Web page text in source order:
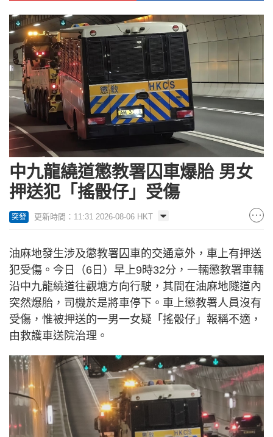
中九龍繞道懲教署囚車爆胎 男女
押送犯「搖骰仔」受傷
突發 更新時間：11:31 2026-08-06 HKT
油麻地發生涉及懲教署囚車的交通意外，車上有押送
犯受傷。今日（6日）早上9時32分，一輛懲教署車輛
沿中九龍繞道往觀塘方向行駛，其間在油麻地隧道內
突然爆胎，司機於是將車停下。車上懲教署人員沒有
受傷，惟被押送的一男一女疑「搖骰仔」報稱不適，
由救護車送院治理。